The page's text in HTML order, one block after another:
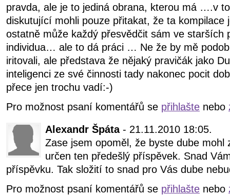
pravda, ale je to jediná obrana, kterou má ….v
diskutující mohli pouze přitakat, že ta kompilace
ostatně může každý přesvědčit sám ve starších
individua… ale to dá práci … Ne že by mě
iritovali, ale představa že nějaký pravičák jako
inteligenci ze své činnosti tady nakonec pocit
přece jen trochu vadí:-)
Pro možnost psaní komentářů se přihlašte nebo
Alexandr Špáta- 21.11.2010 18:05.
Zase jsem opoměl, že byste dube mohl
určen ten předešlý příspěvek. Snad
příspěvku. Tak složití to snad pro Vás dube
Pro možnost psaní komentářů se přihlašte nebo